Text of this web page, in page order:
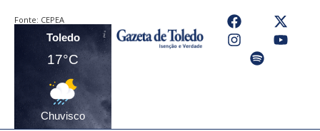
Fonte: CEPEA
Toledo
17°C
Chuvisco